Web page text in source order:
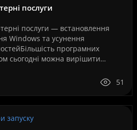
послуги
послуги — встановлення
Windows та усунення
програмних
сьогодні можна вирішити
51